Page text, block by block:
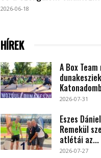
2026-06-18
HÍREK
A Box
2026-07-31
Eszes
Remekül
atlétái az...
2026-07-27